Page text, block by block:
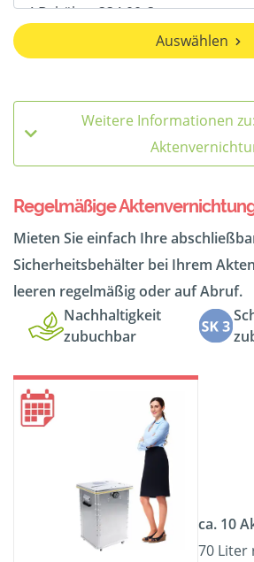
Auswählen
Weitere Informationen
Regelmäßige
Mieten Sie einfach Ihre
Sicherheitsbehälter bei Ihrem
leeren regelmäßig oder auf Abruf.
Nachhaltigkeit
zubuchbar
ca. 10
70 Liter